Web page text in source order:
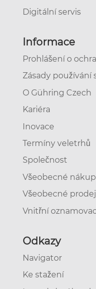
Digitální servis
Informace
Prohlášení o
Zásady používání
O Gühring Czech
Kariéra
Inovace
Termíny veletrhů
Společnost
Všeobecné
Všeobecné
Vnitřní
Odkazy
Navigator
Ke stažení